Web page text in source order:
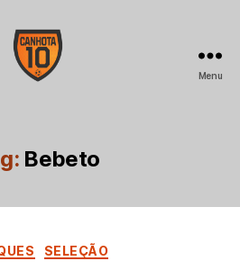
Menu
Bebeto
Categorias
SELEÇÃO